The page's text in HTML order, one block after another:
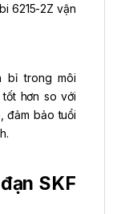
6215-2Z vận
bỉ trong môi
hơn so với
đảm bảo tuổi
SKF